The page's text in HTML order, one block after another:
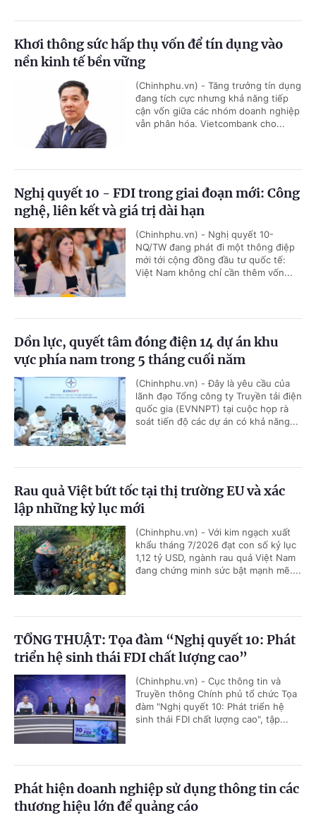
Khơi thông sức hấp thụ vốn để tín dụng vào
nền kinh tế bền vững
(Chinhphu.vn) - Tăng trưởng tín dụng
đang tích cực nhưng khả năng tiếp
cận vốn giữa các nhóm doanh nghiệp
vẫn phân hóa. Vietcombank cho...
Nghị quyết 10 - FDI trong giai đoạn mới: Công
nghệ, liên kết và giá trị dài hạn
(Chinhphu.vn) - Nghị quyết 10-
NQ/TW đang phát đi một thông điệp
mới tới cộng đồng đầu tư quốc tế:
Việt Nam không chỉ cần thêm vốn...
Dồn lực, quyết tâm đóng điện 14 dự án khu
vực phía nam trong 5 tháng cuối năm
(Chinhphu.vn) - Đây là yêu cầu của
lãnh đạo Tổng công ty Truyền tải điện
quốc gia (EVNNPT) tại cuộc họp rà
soát tiến độ các dự án có khả năng...
Rau quả Việt bứt tốc tại thị trường EU và xác
lập những kỷ lục mới
(Chinhphu.vn) - Với kim ngạch xuất
khẩu tháng 7/2026 đạt con số kỷ lục
1,12 tỷ USD, ngành rau quả Việt Nam
đang chứng minh sức bật mạnh mẽ....
TỔNG THUẬT: Tọa đàm “Nghị quyết 10: Phát
triển hệ sinh thái FDI chất lượng cao”
(Chinhphu.vn) - Cục thông tin và
Truyền thông Chính phủ tổ chức Tọa
đàm "Nghị quyết 10: Phát triển hệ
sinh thái FDI chất lượng cao", tập...
Phát hiện doanh nghiệp sử dụng thông tin các
thương hiệu lớn để quảng cáo